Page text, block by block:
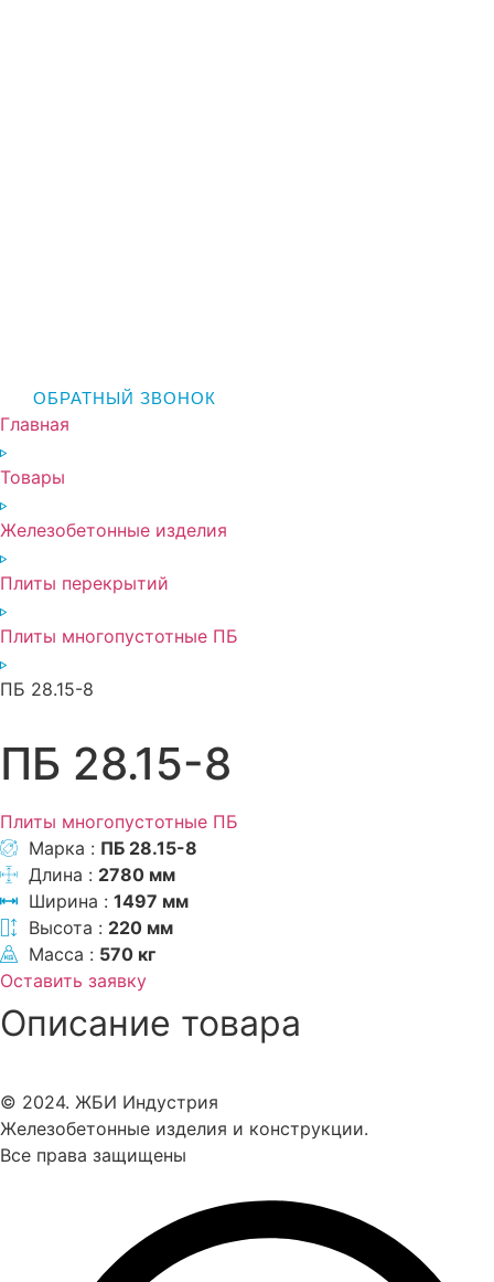
ОБРАТНЫЙ ЗВОНОК
Главная
Товары
Железобетонные изделия
Плиты перекрытий
Плиты многопустотные ПБ
ПБ 28.15-8
ПБ 28.15-8
Плиты многопустотные ПБ
Марка : ПБ 28.15-8
Длина : 2780 мм
Ширина : 1497 мм
Высота : 220 мм
Масса : 570 кг
Оставить заявку
Описание товара
© 2024. ЖБИ Индустрия
Железобетонные изделия и конструкции.
Все права защищены